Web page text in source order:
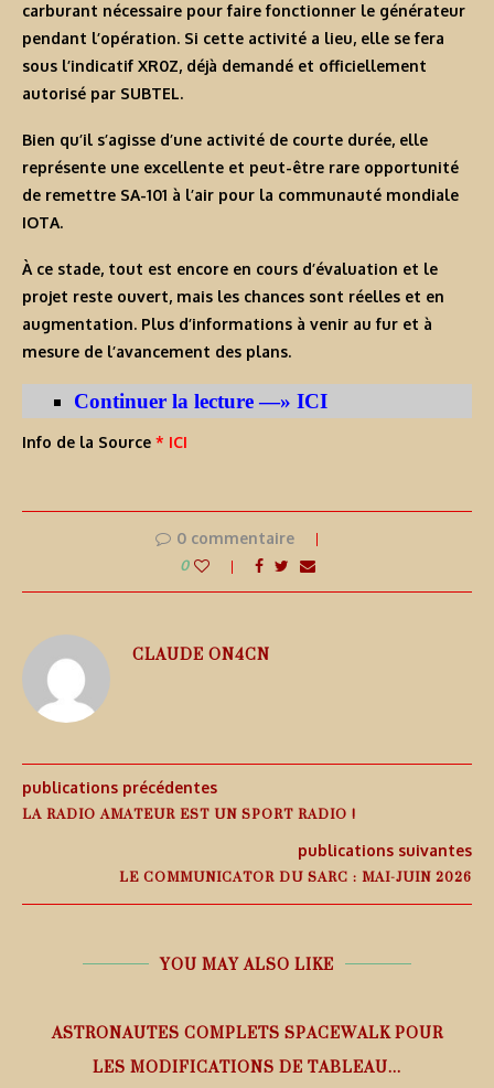
carburant nécessaire pour faire fonctionner le générateur
pendant l’opération. Si cette activité a lieu, elle se fera
sous l’indicatif XR0Z, déjà demandé et officiellement
autorisé par SUBTEL.
Bien qu’il s’agisse d’une activité de courte durée, elle
représente une excellente et peut-être rare opportunité
de remettre SA-101 à l’air pour la communauté mondiale
IOTA.
À ce stade, tout est encore en cours d’évaluation et le
projet reste ouvert, mais les chances sont réelles et en
augmentation. Plus d’informations à venir au fur et à
mesure de l’avancement des plans.
Continuer la lecture —» ICI
Info de la Source * ICI
0 commentaire
0
CLAUDE ON4CN
publications précédentes
LA RADIO AMATEUR EST UN SPORT RADIO !
publications suivantes
LE COMMUNICATOR DU SARC : MAI-JUIN 2026
YOU MAY ALSO LIKE
ASTRONAUTES COMPLETS SPACEWALK POUR
LES MODIFICATIONS DE TABLEAU...